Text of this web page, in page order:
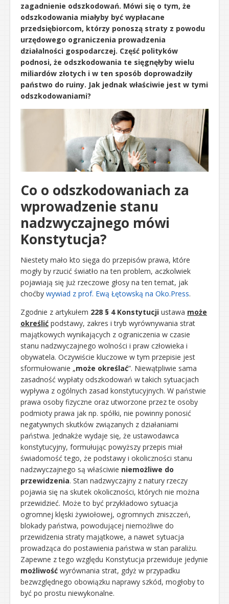
zagadnienie odszkodowań. Mówi się o tym, że
odszkodowania miałyby być wypłacane
przedsiębiorcom, którzy ponoszą straty z powodu
urzędowego ograniczenia prowadzenia
działalności gospodarczej. Część polityków
podnosi, że odszkodowania te sięgnęłyby wielu
miliardów złotych i w ten sposób doprowadziły
państwo do ruiny. Jak jednak właściwie jest w tymi
odszkodowaniami?
Co o odszkodowaniach za
wprowadzenie stanu
nadzwyczajnego mówi
Konstytucja?
Niestety mało kto sięga do przepisów prawa, które
mogły by rzucić światło na ten problem, aczkolwiek
pojawiają się już rzeczowe głosy na ten temat, jak
choćby wywiad z prof. Ewą Łętowską na Oko.Press.
Zgodnie z artykułem 228 § 4 Konstytucji ustawa może
określić podstawy, zakres i tryb wyrównywania strat
majątkowych wynikających z ograniczenia w czasie
stanu nadzwyczajnego wolności i praw człowieka i
obywatela. Oczywiście kluczowe w tym przepisie jest
sformułowanie „może określać”. Niewątpliwie sama
zasadność wypłaty odszkodowań w takich sytuacjach
wypływa z ogólnych zasad konstytucyjnych. W państwie
prawa osoby fizyczne oraz utworzone przez te osoby
podmioty prawa jak np. spółki, nie powinny ponosić
negatywnych skutków związanych z działaniami
państwa. Jednakże wydaje się, że ustawodawca
konstytucyjny, formułując powyższy przepis miał
świadomość tego, że podstawy i okoliczności stanu
nadzwyczajnego są właściwie niemożliwe do
przewidzenia. Stan nadzwyczajny z natury rzeczy
pojawia się na skutek okoliczności, których nie można
przewidzieć. Może to być przykładowo sytuacja
ogromnej klęski żywiołowej, ogromnych zniszczeń,
blokady państwa, powodującej niemożliwe do
przewidzenia straty majątkowe, a nawet sytuacja
prowadząca do postawienia państwa w stan paraliżu.
Zapewne z tego względu Konstytucja przewiduje jedynie
możliwość wyrównania strat, gdyż w przypadku
bezwzględnego obowiązku naprawy szkód, mogłoby to
być po prostu niewykonalne.